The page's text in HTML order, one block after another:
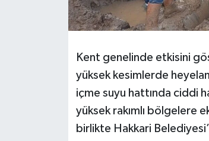
Kent genelinde etkisini
yüksek kesimlerde
içme suyu hattında ciddi
yüksek rakımlı bölgelere
birlikte Hakkari